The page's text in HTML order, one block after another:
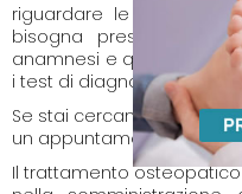
riguardare le
bisogna prestare
anamnesi e quelle che il
i test di diagnosi
Se stai cercando un
un appuntamento
Il trattamento